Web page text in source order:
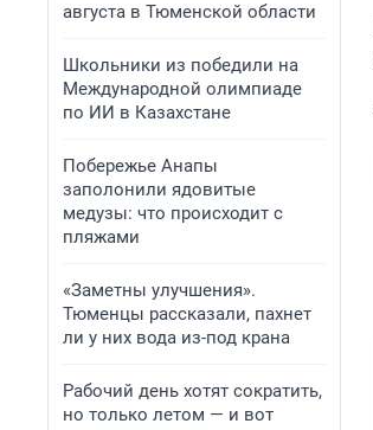
августа в Тюменской области
Школьники из победили на
Международной олимпиаде
по ИИ в Казахстане
Побережье Анапы
заполонили ядовитые
медузы: что происходит с
пляжами
«Заметны улучшения».
Тюменцы рассказали, пахнет
ли у них вода из-под крана
Рабочий день хотят сократить,
но только летом — и вот